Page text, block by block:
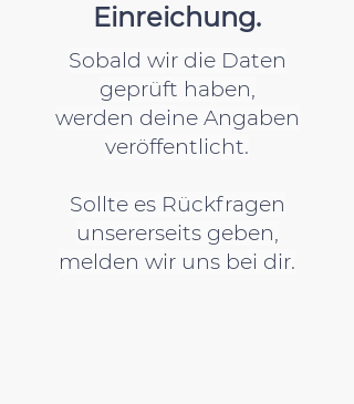
Einreichung.
Sobald wir die Daten
geprüft haben,
werden deine Angaben
veröffentlicht.
Sollte es Rückfragen
unsererseits geben,
melden wir uns bei dir.